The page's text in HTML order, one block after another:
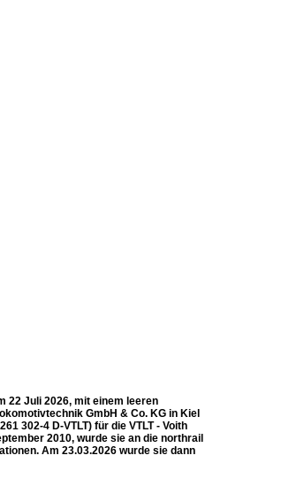
22 Juli 2026, mit einem leeren
GmbH & Co. KG in Kiel
302-4 D-VTLT) für die VTLT - Voith
2010, wurde sie an die northrail
Am 23.03.2026 wurde sie dann